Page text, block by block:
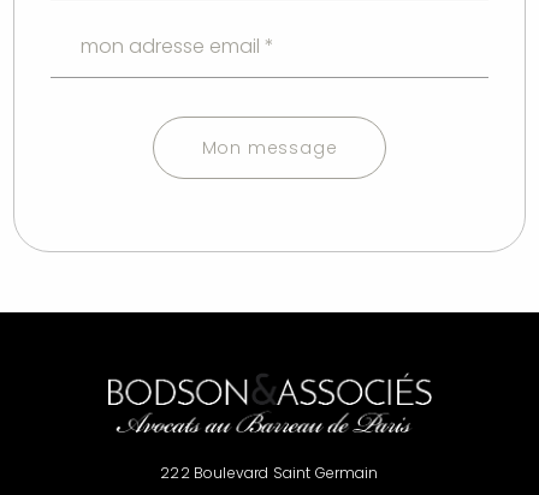
Mon message
222 Boulevard Saint Germain